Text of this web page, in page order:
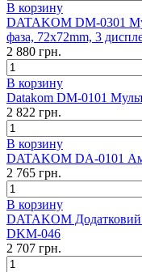
В корзину
DATAKOM DM-0301
фаза, 72x72mm, 3
2 880 грн.
В корзину
Datakom DM-0101
2 822 грн.
В корзину
DATAKOM DA-0101
2 765 грн.
В корзину
DATAKOM Додатковий
DKM-046
2 707 грн.